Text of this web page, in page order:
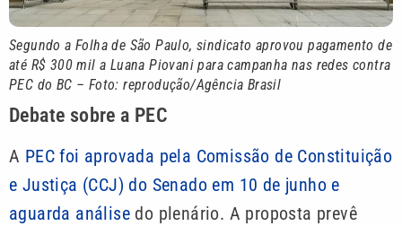
Segundo a Folha de São Paulo, sindicato aprovou pagamento de
até R$ 300 mil a Luana Piovani para campanha nas redes contra
PEC do BC – Foto: reprodução/Agência Brasil
Debate sobre a PEC
A PEC foi aprovada pela Comissão de Constituição
e Justiça (CCJ) do Senado em 10 de junho e
aguarda análise do plenário. A proposta prevê